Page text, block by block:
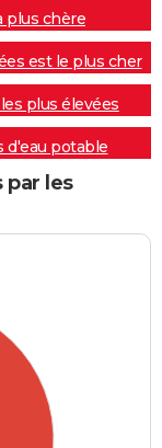
plus chère
est le plus cher
plus élevées
d'eau potable
par les